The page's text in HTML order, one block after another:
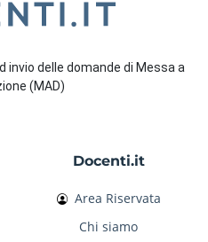
invio delle domande di Messa a
(MAD)
Docenti.it
Area Riservata
Chi siamo